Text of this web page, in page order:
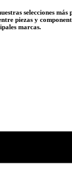
selecciones
piezas y
marcas.